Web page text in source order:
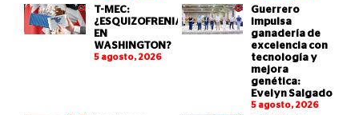
T-MEC:
¿ESQUIZOFRENIA
EN
WASHINGTON?
5 agosto, 2026
Guerrero
impulsa
ganadería de
excelencia con
tecnología y
mejora
genética:
Evelyn Salgado
5 agosto, 2026